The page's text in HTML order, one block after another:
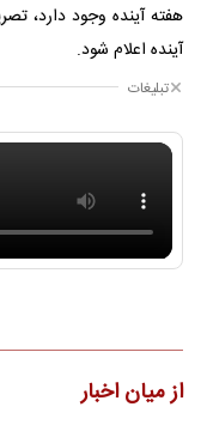
هفته آینده وجود دارد،
آینده اعلام شود.
تبلیغات
از میان اخبار